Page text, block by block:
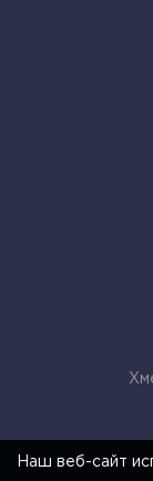
Наш веб-сайт